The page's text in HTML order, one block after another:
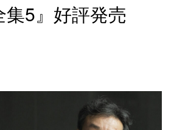
5』好評発売